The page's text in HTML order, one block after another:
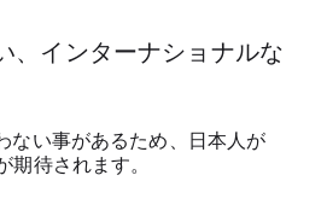
、インターナショナルな
ない事があるため、日本人が
待されます。